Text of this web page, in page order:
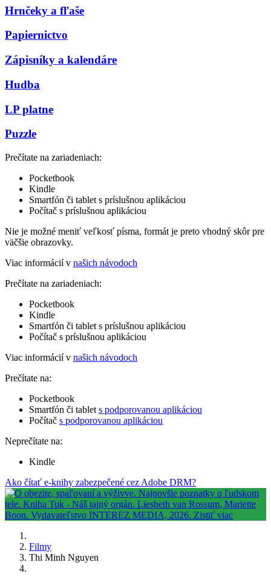
Hrnčeky a fľaše
Papiernictvo
Zápisníky a kalendáre
Hudba
LP platne
Puzzle
Prečítate na zariadeniach:
Pocketbook
Kindle
Smartfón či tablet s príslušnou aplikáciou
Počítač s príslušnou aplikáciou
Nie je možné meniť veľkosť písma, formát je preto vhodný skôr pre
väčšie obrazovky.
Viac informácií v našich návodoch
Prečítate na zariadeniach:
Pocketbook
Kindle
Smartfón či tablet s príslušnou aplikáciou
Počítač s príslušnou aplikáciou
Viac informácií v našich návodoch
Prečítate na:
Pocketbook
Smartfón či tablet s podporovanou aplikáciou
Počítač s podporovanou aplikáciou
Neprečítate na:
Kindle
Ako čítať e-knihy zabezpečené cez Adobe DRM?
Filmy
Thi Minh Nguyen